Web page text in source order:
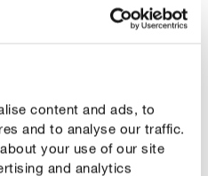
content and ads, to
and to analyse our traffic.
your use of our site
and analytics
zum Beispiel mit dem
auch die Gießkanne
Anbau zu genießen.